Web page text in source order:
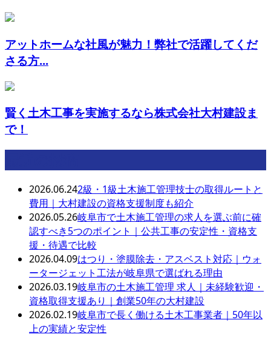
アットホームな社風が魅力！弊社で活躍してくだ
さる方...
賢く土木工事を実施するなら株式会社大村建設ま
で！
2026.06.242級・1級土木施工管理技士の取得ルートと
費用｜大村建設の資格支援制度も紹介
2026.05.26岐阜市で土木施工管理の求人を選ぶ前に確
認すべき5つのポイント｜公共工事の安定性・資格支
援・待遇で比較
2026.04.09はつり・塗膜除去・アスベスト対応｜ウォ
ータージェット工法が岐阜県で選ばれる理由
2026.03.19岐阜市の土木施工管理 求人｜未経験歓迎・
資格取得支援あり｜創業50年の大村建設
2026.02.19岐阜市で長く働ける土木工事業者｜50年以
上の実績と安定性